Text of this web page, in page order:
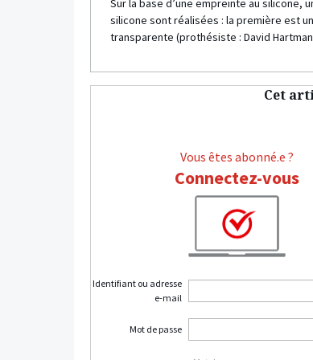
Sur la base d’une empreinte au silicone,
silicone sont réalisées : la première est
transparente (prothésiste : David
Cet
Vous êtes abonné.e ?
Connectez-vous
Identifiant ou adresse
e-mail
Mot de passe